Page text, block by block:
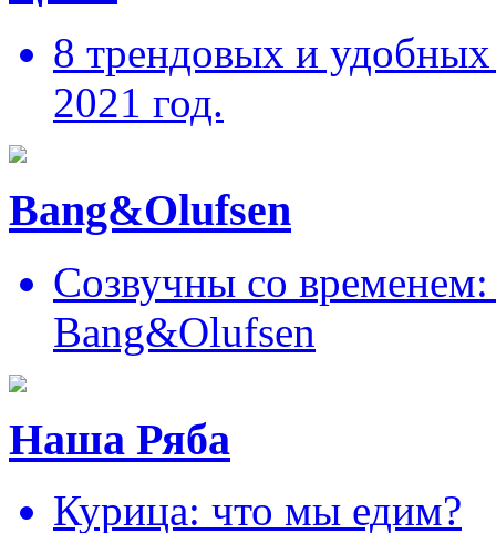
8 трендовых и удобных
2021 год.
Bang&Olufsen
Созвучны со временем:
Bang&Olufsen
Наша Ряба
Курица: что мы едим?